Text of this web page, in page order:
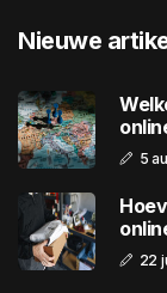
Nieuwe
5
22